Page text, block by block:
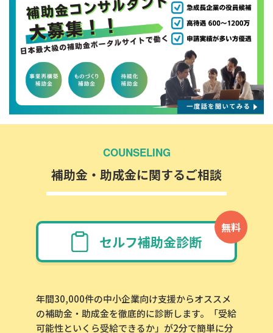
COUNSELING
補助金・助成金に関するご相談
無料
セルフ補助金診断
年間30,000件の中小企業向け支援からオススメ
の補助金・助成金を徹底的に診断します。「受給
可能性といくら受給できるか」が2分で簡単に分